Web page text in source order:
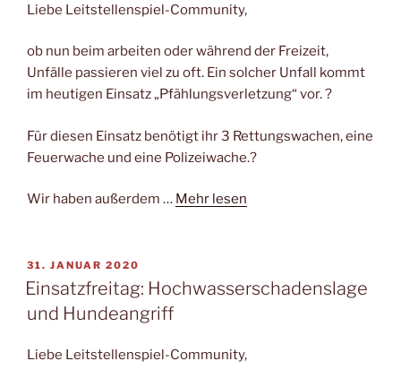
Liebe Leitstellenspiel-Community,
ob nun beim arbeiten oder während der Freizeit,
Unfälle passieren viel zu oft. Ein solcher Unfall kommt
im heutigen Einsatz „Pfählungsverletzung“ vor. ?
Für diesen Einsatz benötigt ihr 3 Rettungswachen, eine
Feuerwache und eine Polizeiwache.?
Wir haben außerdem … Mehr lesen
VERÖFFENTLICHT
AM
31. JANUAR 2020
Einsatzfreitag: Hochwasserschadenslage
und Hundeangriff
Liebe Leitstellenspiel-Community,